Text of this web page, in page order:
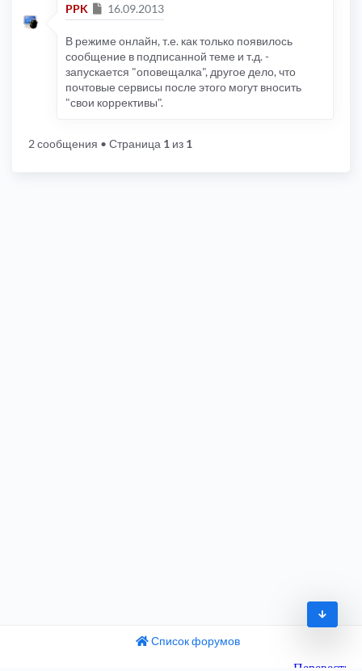
PPK Сообщение
16.09.2013
В режиме онлайн, т.е. как только появилось
сообщение в подписанной теме и т.д. -
запускается "оповещалка", другое дело, что
почтовые сервисы после этого могут вносить
"свои коррективы".
2 сообщения • Страница 1 из 1
Список форумов